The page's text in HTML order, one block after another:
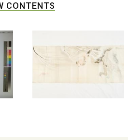
CONTENTS